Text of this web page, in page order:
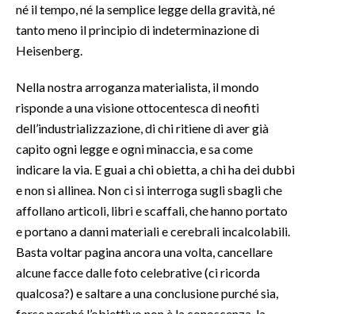
né il tempo, né la semplice legge della gravità, né
tanto meno il principio di indeterminazione di
Heisenberg.
Nella nostra arroganza materialista, il mondo
risponde a una visione ottocentesca di neofiti
dell’industrializzazione, di chi ritiene di aver già
capito ogni legge e ogni minaccia, e sa come
indicare la via. E guai a chi obietta, a chi ha dei dubbi
e non si allinea. Non ci si interroga sugli sbagli che
affollano articoli, libri e scaffali, che hanno portato
e portano a danni materiali e cerebrali incalcolabili.
Basta voltar pagina ancora una volta, cancellare
alcune facce dalle foto celebrative (ci ricorda
qualcosa?) e saltare a una conclusione purché sia,